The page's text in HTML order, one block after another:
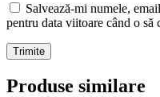
Salvează-mi numele,
pentru data viitoare când o să
Produse similare